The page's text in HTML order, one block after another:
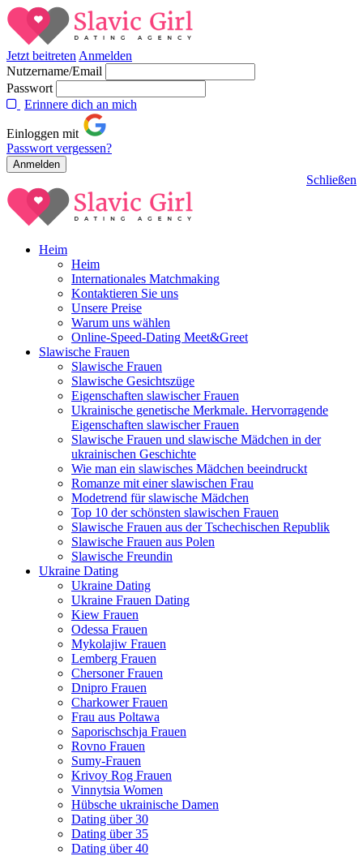
Jetzt beitreten Anmelden
Nutzername/Email
Passwort
Erinnere dich an mich
Einloggen mit
Passwort vergessen?
Schließen
Heim
Heim
Internationales Matchmaking
Kontaktieren Sie uns
Unsere Preise
Warum uns wählen
Online-Speed-Dating Meet&Greet
Slawische Frauen
Slawische Frauen
Slawische Gesichtszüge
Eigenschaften slawischer Frauen
Ukrainische genetische Merkmale. Hervorragende
Eigenschaften slawischer Frauen
Slawische Frauen und slawische Mädchen in der
ukrainischen Geschichte
Wie man ein slawisches Mädchen beeindruckt
Romanze mit einer slawischen Frau
Modetrend für slawische Mädchen
Top 10 der schönsten slawischen Frauen
Slawische Frauen aus der Tschechischen Republik
Slawische Frauen aus Polen
Slawische Freundin
Ukraine Dating
Ukraine Dating
Ukraine Frauen Dating
Kiew Frauen
Odessa Frauen
Mykolajiw Frauen
Lemberg Frauen
Chersoner Frauen
Dnipro Frauen
Charkower Frauen
Frau aus Poltawa
Saporischschja Frauen
Rovno Frauen
Sumy-Frauen
Krivoy Rog Frauen
Vinnytsia Women
Hübsche ukrainische Damen
Dating über 30
Dating über 35
Dating über 40